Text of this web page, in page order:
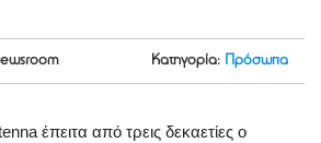
Κατηγορία: Πρόσωπα
έπειτα από τρεις δεκαετίες ο